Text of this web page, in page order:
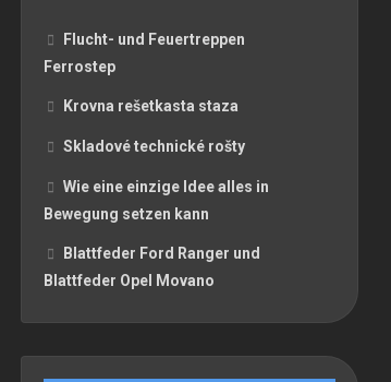
Flucht- und Feuertreppen
Ferrostep
Krovna rešetkasta staza
Skladové technické rošty
Wie eine einzige Idee alles in
Bewegung setzen kann
Blattfeder Ford Ranger und
Blattfeder Opel Movano